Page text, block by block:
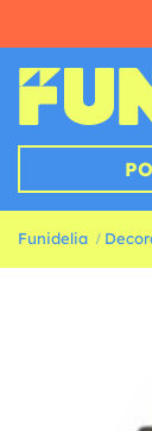
Funidelia